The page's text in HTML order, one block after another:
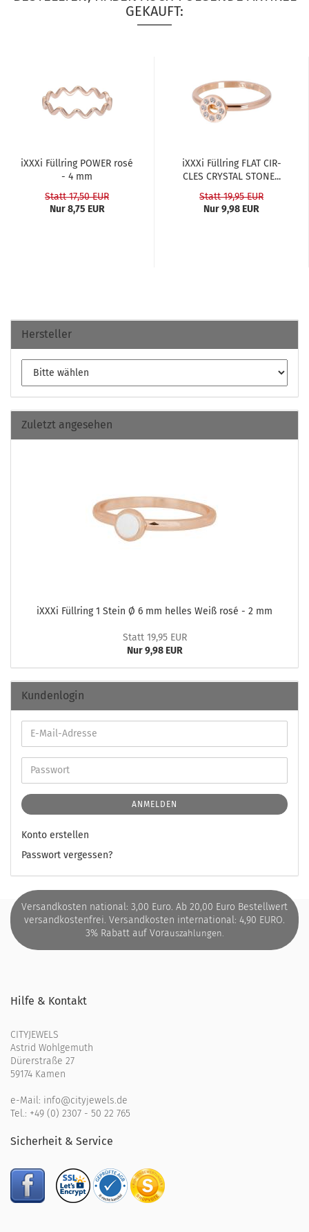
GEKAUFT:
iXXXi Füll­ring POWER rosé
- 4 mm
Statt 17,50 EUR
Nur 8,75 EUR
iXXXi Füll­ring FLAT CIR­
CLES CRYS­TAL STONE...
Statt 19,95 EUR
Nur 9,98 EUR
Hersteller
Zuletzt angesehen
iXXXi Füll­ring 1 Stein Ø 6 mm hel­les Weiß rosé - 2 mm
Statt 19,95 EUR
Nur 9,98 EUR
Kundenlogin
ANMELDEN
Konto erstellen
Passwort vergessen?
Versandkosten national: 3,00 Euro. Ab 20,00 Euro Bestellwert
versandkostenfrei. Versandkosten international: 4,90 EURO.
3% Rabatt auf Vorauszahlungen.
Hilfe & Kontakt
CITYJEWELS
Astrid Wohlgemuth
Dürerstraße 27
59174 Kamen
e-Mail: info@cityjewels.de
Tel.: +49 (0) 2307 - 50 22 765
Sicherheit & Service